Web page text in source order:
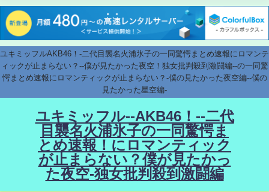
ユキミッフルAKB46！-二代目襲名火浦氷子の一同驚愕まとめ速報にロマンテ
ィックが止まらない？--僕が見たかった夜空！独女批判殺到激闘編--の一同驚
愕まとめ速報にロマンティックが止まらない？-僕の見たかった夜空編--僕の
見たかった星空編-
ユキミッフル--AKB46！--二代
目襲名火浦氷子の一同驚愕ま
とめ速報！にロマンティック
が止まらない？僕が見たかっ
た夜空-独女批判殺到激闘編